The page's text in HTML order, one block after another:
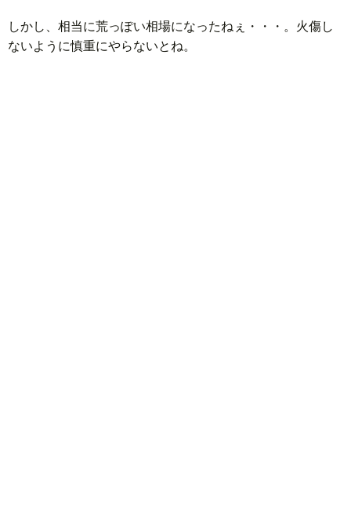
しかし、相当に荒っぽい相場になったねぇ・・・。火傷し
ないように慎重にやらないとね。